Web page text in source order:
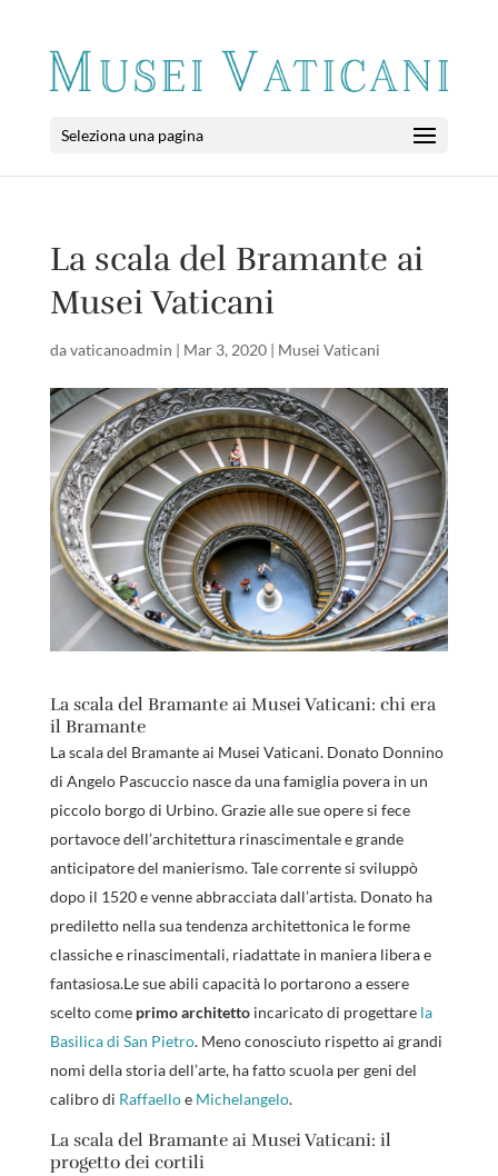
Seleziona una pagina
La scala del Bramante ai
Musei Vaticani
davaticanoadmin | Mar 3, 2020| Musei Vaticani
La scala del Bramante ai Musei Vaticani: chi era
il Bramante
La scala del Bramante ai Musei Vaticani. Donato Donnino
di Angelo Pascuccio nasce da una famiglia povera in un
piccolo borgo di Urbino. Grazie alle sue opere si fece
portavoce dell’architettura rinascimentale e grande
anticipatore del manierismo. Tale corrente si sviluppò
dopo il 1520 e venne abbracciata dall’artista. Donato ha
prediletto nella sua tendenza architettonica le forme
classiche e rinascimentali, riadattate in maniera libera e
fantasiosa.Le sue abili capacità lo portarono a essere
scelto come primo architettoincaricato di progettare la
Basilica di San Pietro. Meno conosciuto rispetto ai grandi
nomi della storia dell’arte, ha fatto scuola per geni del
calibro di Raffaelloe Michelangelo.
La scala del Bramante ai Musei Vaticani: il
progetto dei cortili